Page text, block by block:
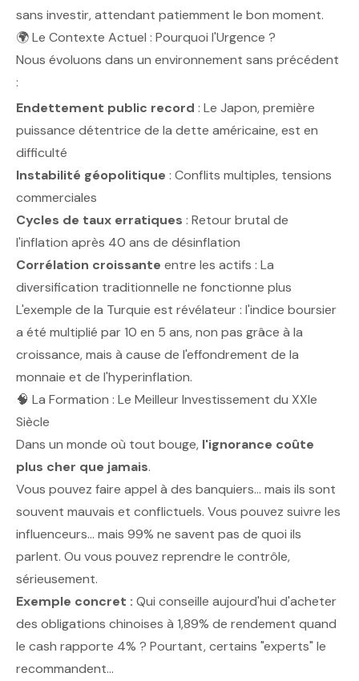
sans investir, attendant patiemment le bon moment.
🌍 Le Contexte Actuel : Pourquoi l'Urgence ?
Nous évoluons dans un environnement sans précédent
:
Endettement public record : Le Japon, première
puissance détentrice de la dette américaine, est en
difficulté
Instabilité géopolitique : Conflits multiples, tensions
commerciales
Cycles de taux erratiques : Retour brutal de
l'inflation après 40 ans de désinflation
Corrélation croissante entre les actifs : La
diversification traditionnelle ne fonctionne plus
L'exemple de la Turquie est révélateur : l'indice boursier
a été multiplié par 10 en 5 ans, non pas grâce à la
croissance, mais à cause de l'effondrement de la
monnaie et de l'hyperinflation.
🧠 La Formation : Le Meilleur Investissement du XXIe
Siècle
Dans un monde où tout bouge, l'ignorance coûte
plus cher que jamais.
Vous pouvez faire appel à des banquiers… mais ils sont
souvent mauvais et conflictuels. Vous pouvez suivre les
influenceurs… mais 99% ne savent pas de quoi ils
parlent. Ou vous pouvez reprendre le contrôle,
sérieusement.
Exemple concret : Qui conseille aujourd'hui d'acheter
des obligations chinoises à 1,89% de rendement quand
le cash rapporte 4% ? Pourtant, certains "experts" le
recommandent...